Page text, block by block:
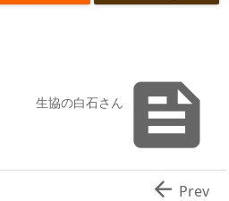

生協の白石さん
 Prev